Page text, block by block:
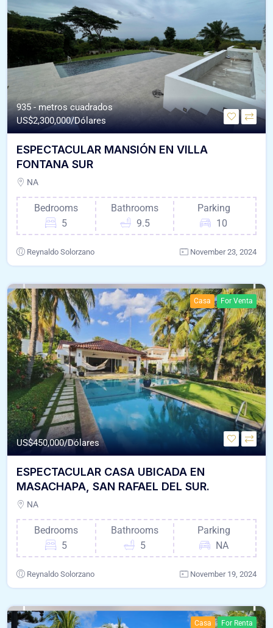
935 - metros cuadrados
US$2,300,000/Dólares
ESPECTACULAR MANSIÓN EN VILLA
FONTANA SUR
NA
Bedrooms
5
Bathrooms
9.5
Parking
10
Reynaldo Solorzano November 23, 2024
Casa For Venta
US$450,000/Dólares
ESPECTACULAR CASA UBICADA EN
MASACHAPA, SAN RAFAEL DEL SUR.
NA
Bedrooms
5
Bathrooms
5
Parking
NA
Reynaldo Solorzano November 19, 2024
Casa For Renta